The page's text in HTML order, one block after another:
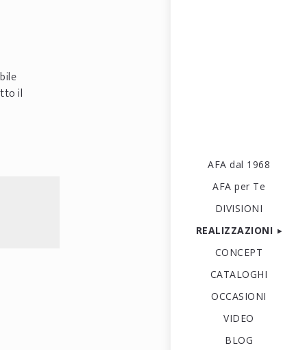
AFA dal 1968
AFA per Te
DIVISIONI
REALIZZAZIONI
CONCEPT
CATALOGHI
OCCASIONI
VIDEO
BLOG
il